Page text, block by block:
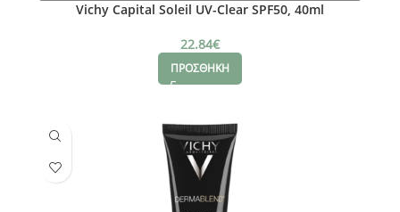
Vichy Capital Soleil UV-Clear SPF50, 40ml
22.84€
ΠΡΟΣΘΗΚΗ